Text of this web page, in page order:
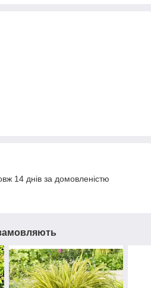
14 днів за домовленістю